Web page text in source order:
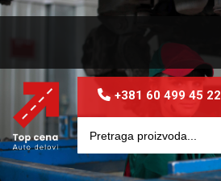
+381 60 499 45 22